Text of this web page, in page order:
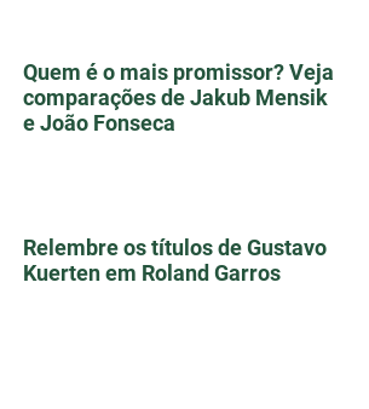
Quem é o mais promissor? Veja
comparações de Jakub Mensik
e João Fonseca
Relembre os títulos de Gustavo
Kuerten em Roland Garros